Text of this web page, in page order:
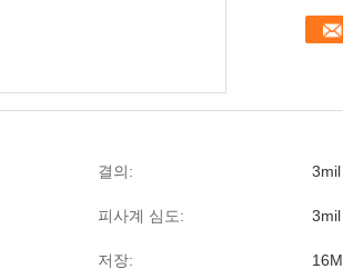
결의: 3mil
피사계 심도:
저장: